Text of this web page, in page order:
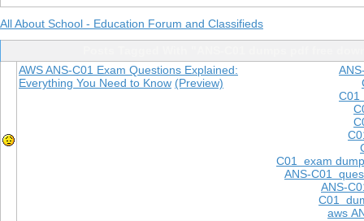
All About School - Education Forum and Classifieds
C01
C01 exam
ANS-C01
ANS-
C01
aws
AWS ANS-C01 Exam Questions Explained:
Everything You Need to Know (Preview)